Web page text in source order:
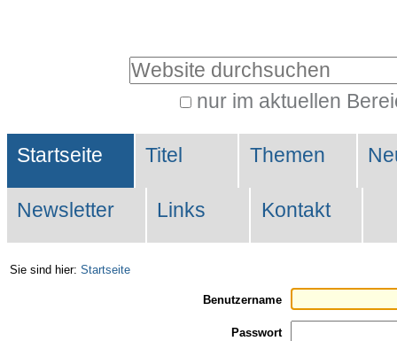
Direkt
zur
Navigation
Website durchsuchen
nur im aktuellen
Suche…
Sektionen
Startseite Titel Themen
Newsletter Links Kontakt
Sie sind hier: Startseite
Benutzername
Passwort